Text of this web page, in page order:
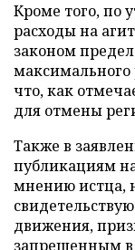
Кроме того, по
расходы на
законом
максимального
что, как
для отмены
Также в
публикациям
мнению истца,
движения,
запрещенным в